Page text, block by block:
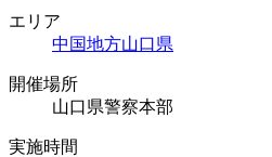
エリア
中国地方山口県
開催場所
山口県警察本部
実施時間